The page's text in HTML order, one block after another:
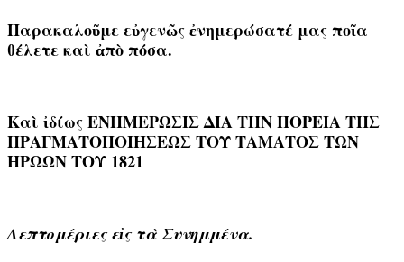
Παρακαλοῦμε εὐγενῶς ἐνημερώσατέ μας ποῖα
θέλετε καὶ ἀπὸ πόσα.
Καὶ ἰδίως ΕΝΗΜΕΡΩΣΙΣ ΔΙΑ ΤΗΝ ΠΟΡΕΙΑ ΤΗΣ
ΠΡΑΓΜΑΤΟΠΟΙΗΣΕΩΣ ΤΟΥ ΤΑΜΑΤΟΣ ΤΩΝ
ΗΡΩΩΝ ΤΟΥ 1821
Λεπτομέριες εἰς τὰ Συνημμένα.